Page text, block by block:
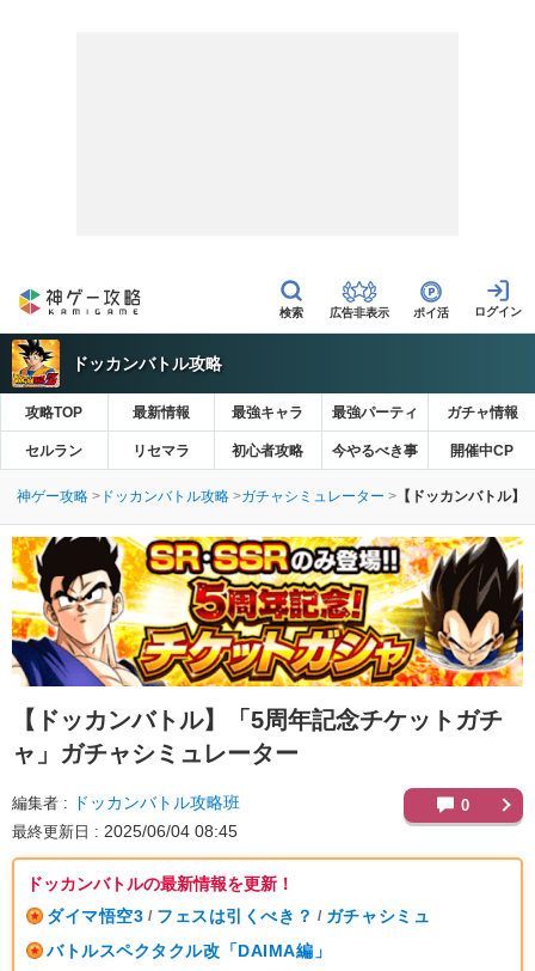
広告非表示 ポイ活
ドッカンバトル攻略
攻略TOP 最新情報 最強キャラ 最強パーティ ガチャ情報
セルラン リセマラ 初心者攻略 今やるべき事 開催中CP
神ゲー攻略 ドッカンバトル攻略 ガチャシミュレーター 【ドッカンバトル
【ドッカンバトル】
「5周年記念チケットガチ
ャ」ガチャシミュレーター
編集者 ドッカンバトル攻略班
最終更新日 2025/06/04 08:45
0
ドッカンバトルの最新情報を更新！
ダイマ悟空3 / フェスは引くべき？ / ガチャシミュ
バトルスペクタクル改「DAIMA編」